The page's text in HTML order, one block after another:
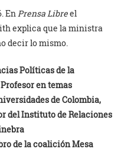
En Prensa Libreel
explica que la ministra
decir lo mismo.
Políticas de la
en temas
de Colombia,
del Instituto de Relaciones
de la coalición Mesa